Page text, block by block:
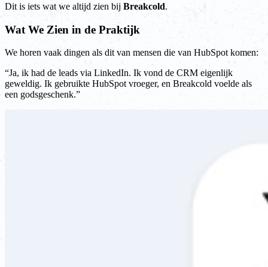
Dit is iets wat we altijd zien bij Breakcold.
Wat We Zien in de Praktijk
We horen vaak dingen als dit van mensen die van HubSpot komen:
“Ja, ik had de leads via LinkedIn. Ik vond de CRM eigenlijk
geweldig. Ik gebruikte HubSpot vroeger, en Breakcold voelde als
een godsgeschenk.”